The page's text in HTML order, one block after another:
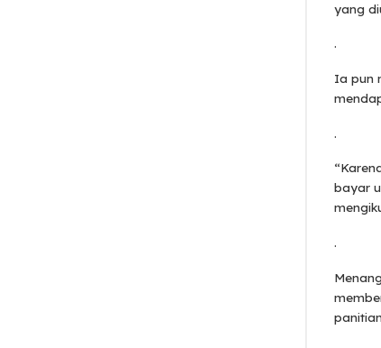
yang
.
Ia pun
.
bayar
.